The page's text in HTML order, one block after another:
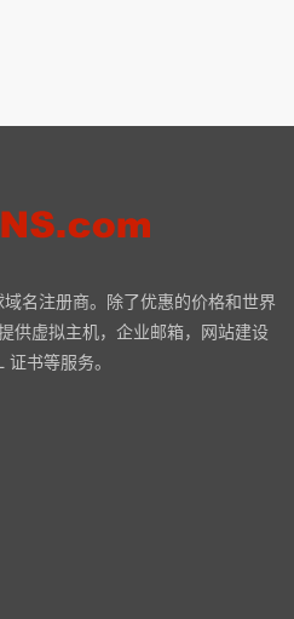
名注册商。除了优惠的价格和世界
供虚拟主机，企业邮箱，网站建设
证书等服务。